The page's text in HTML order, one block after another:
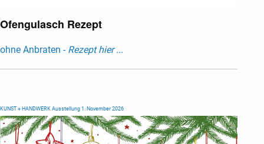
Ofengulasch Rezept
ohne Anbraten - Rezept hier ...
KUNST + HANDWERK Ausstellung 1. November 2026